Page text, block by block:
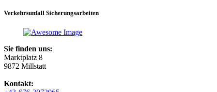
Verkehrsunfall Sicherungsarbeiten
Sie finden uns:
Marktplatz 8
9872 Millstatt
Kontakt: